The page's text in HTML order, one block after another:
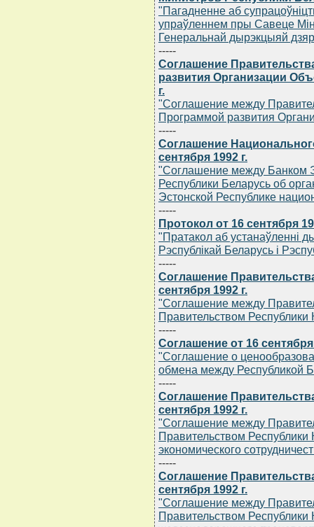
"Пагадненне аб
упраўленнем пры Савеце
Генеральнай дырэкцыяй
-----
Соглашение
развития Организации
г.
"Соглашение между
Программой развития
-----
Соглашение
сентября 1992 г.
"Соглашение между Банком
Республики Беларусь об
Эстонской Республике
-----
Протокол от 16 сентября
"Пратакол аб устанаўленнi
Рэспублiкай Беларусь i
-----
Соглашение
сентября 1992 г.
"Соглашение между
Правительством Республики
-----
Соглашение от 16 сентября
"Соглашение о
обмена между Республикой
-----
Соглашение
сентября 1992 г.
"Соглашение между
Правительством Республики
экономического
-----
Соглашение
сентября 1992 г.
"Соглашение между
Правительством Республики